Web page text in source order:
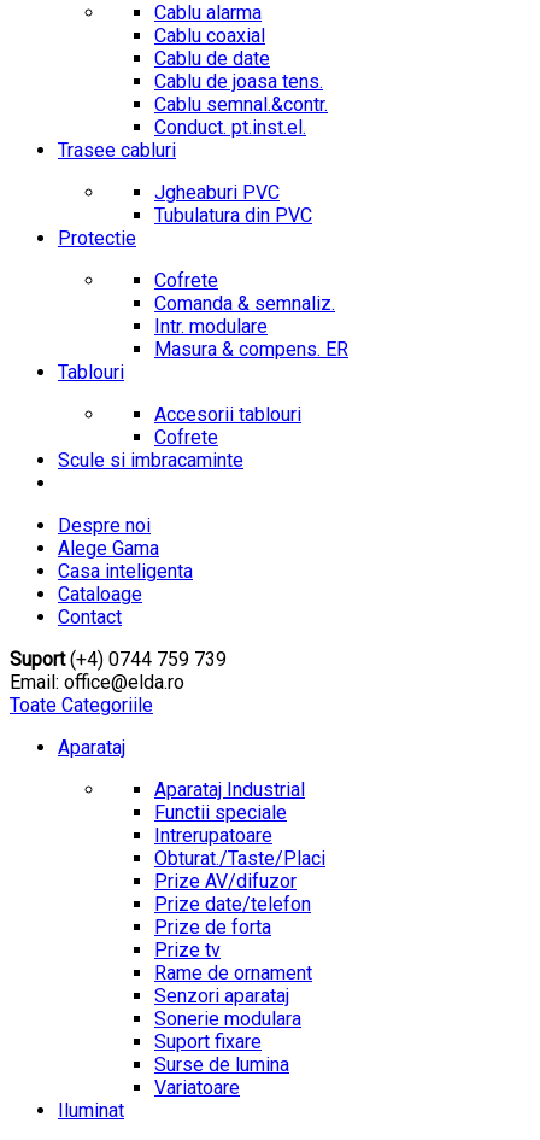
Cablu alarma
Cablu coaxial
Cablu de date
Cablu de joasa tens.
Cablu semnal.&contr.
Conduct. pt.inst.el.
Trasee cabluri
Jgheaburi PVC
Tubulatura din PVC
Protectie
Cofrete
Comanda & semnaliz.
Intr. modulare
Masura & compens. ER
Tablouri
Accesorii tablouri
Cofrete
Scule si imbracaminte
Despre noi
Alege Gama
Casa inteligenta
Cataloage
Contact
Suport(+4) 0744 759 739
Email: office@elda.ro
Toate Categoriile
Aparataj
Aparataj Industrial
Functii speciale
Intrerupatoare
Obturat./Taste/Placi
Prize AV/difuzor
Prize date/telefon
Prize de forta
Prize tv
Rame de ornament
Senzori aparataj
Sonerie modulara
Suport fixare
Surse de lumina
Variatoare
Iluminat